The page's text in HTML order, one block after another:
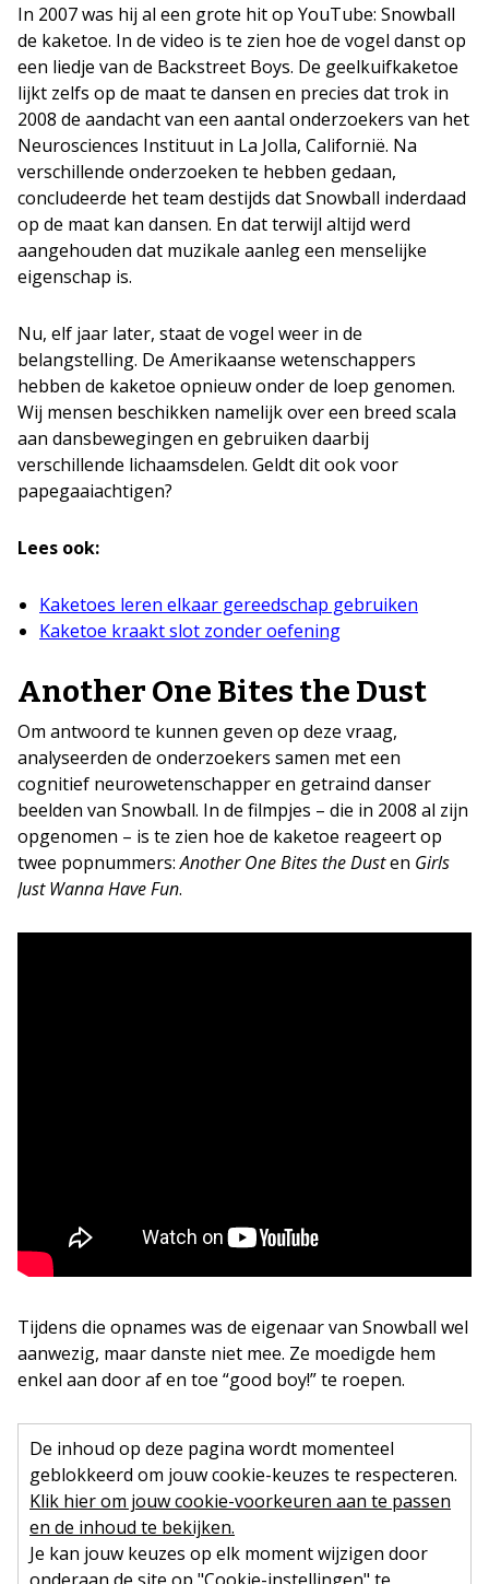
In 2007 was hij al een grote hit op YouTube: Snowball
de kaketoe. In de video is te zien hoe de vogel danst op
een liedje van de Backstreet Boys. De geelkuifkaketoe
lijkt zelfs op de maat te dansen en precies dat trok in
2008 de aandacht van een aantal onderzoekers van het
Neurosciences Instituut in La Jolla, Californië. Na
verschillende onderzoeken te hebben gedaan,
concludeerde het team destijds dat Snowball inderdaad
op de maat kan dansen. En dat terwijl altijd werd
aangehouden dat muzikale aanleg een menselijke
eigenschap is.
Nu, elf jaar later, staat de vogel weer in de
belangstelling. De Amerikaanse wetenschappers
hebben de kaketoe opnieuw onder de loep genomen.
Wij mensen beschikken namelijk over een breed scala
aan dansbewegingen en gebruiken daarbij
verschillende lichaamsdelen. Geldt dit ook voor
papegaaiachtigen?
Lees ook:
Kaketoes leren elkaar gereedschap gebruiken
Kaketoe kraakt slot zonder oefening
Another One Bites the Dust
Om antwoord te kunnen geven op deze vraag,
analyseerden de onderzoekers samen met een
cognitief neurowetenschapper en getraind danser
beelden van Snowball. In de filmpjes – die in 2008 al zijn
opgenomen – is te zien hoe de kaketoe reageert op
twee popnummers:Another One Bites the Dusten Girls
Just Wanna Have Fun.
Tijdens die opnames was de eigenaar van Snowball wel
aanwezig, maar danste niet mee. Ze moedigde hem
enkel aan door af en toe “good boy!” te roepen.
De inhoud op deze pagina wordt momenteel
geblokkeerd om jouw cookie-keuzes te respecteren.
Klik hier om jouw cookie-voorkeuren aan te passen
en de inhoud te bekijken.
Je kan jouw keuzes op elk moment wijzigen door